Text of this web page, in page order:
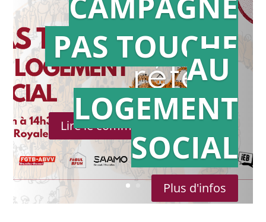
Action en
référé
Lire le communiqué de presse
PAS TOUCHE
AU
LOGEMENT
SOCIAL
Plus d'infos